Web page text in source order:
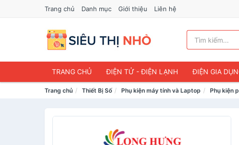
Trang chủ Danh mục Giới thiệu Liên hệ
TRANG CHỦ ĐIỆN TỬ - ĐIỆN LẠNH ĐIỆN GIA
Trang chủ Thiết Bị Số Phụ kiện máy tính và Laptop Phụ kiện